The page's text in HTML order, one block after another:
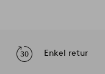
Enkel retur